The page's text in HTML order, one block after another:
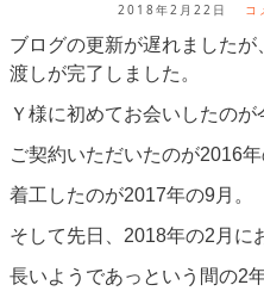
2018年2月22日 コ
ブログの更新が遅れました
渡しが完了しました。
Ｙ様に初めてお会いしたのが
ご契約いただいたのが2016年
着工したのが2017年の9月。
そして先日、2018年の2月に
長いようであっという間の2年